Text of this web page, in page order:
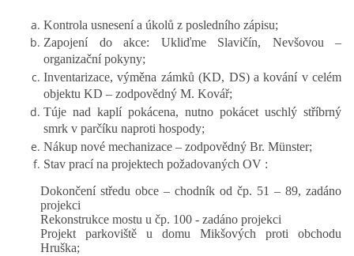
Kontrola usnesení a úkolů z posledního zápisu;
Zapojení do akce: Ukliďme Slavičín, Nevšovou –
organizační pokyny;
Inventarizace, výměna zámků (KD, DS) a kování v celém
objektu KD – zodpovědný M. Kovář;
Túje nad kaplí pokácena, nutno pokácet uschlý stříbrný
smrk v parčíku naproti hospody;
Nákup nové mechanizace – zodpovědný Br. Münster;
Stav prací na projektech požadovaných OV :
Dokončení středu obce – chodník od čp. 51 – 89, zadáno
projekci
Rekonstrukce mostu u čp. 100 - zadáno projekci
Projekt parkoviště u domu Mikšových proti obchodu
Hruška;